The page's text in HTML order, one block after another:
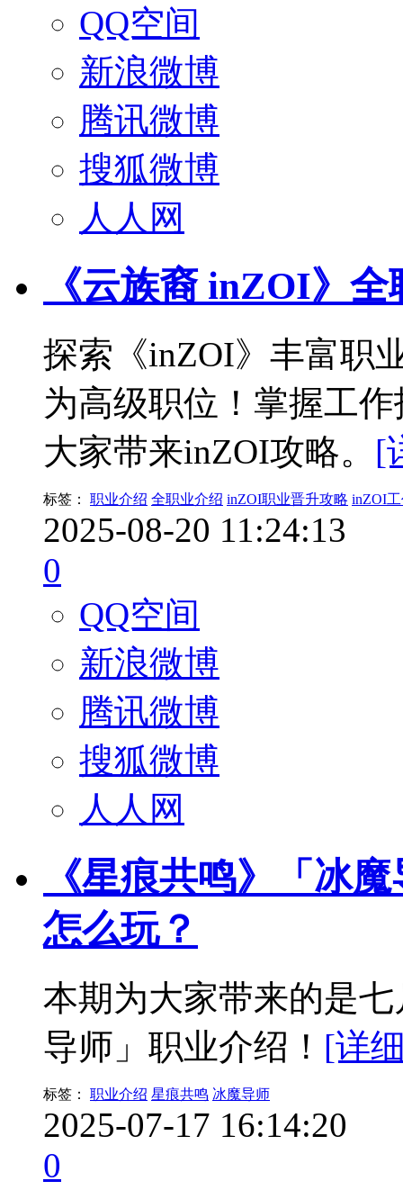
QQ空间
新浪微博
腾讯微博
搜狐微博
人人网
《云族裔 inZOI》
探索《inZOI》丰富职
为高级职位！掌握工
大家带来inZOI攻略。 [
标签： 职业介绍 全职业介绍 inZOI职业晋升攻略 inZOI
2025-08-20 11:24:13
0
QQ空间
新浪微博
腾讯微博
搜狐微博
人人网
《星痕共鸣》「冰
怎么玩？
本期为大家带来的是
导师」职业介绍！ [详
标签： 职业介绍 星痕共鸣 冰魔导师
2025-07-17 16:14:20
0